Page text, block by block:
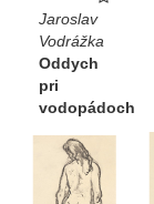
Jaroslav
Vodrážka
Oddych
pri
vodopádoch